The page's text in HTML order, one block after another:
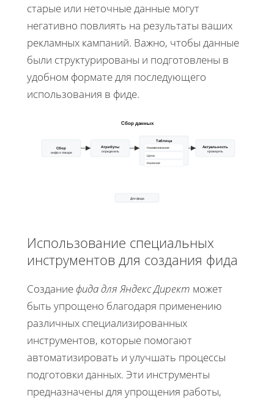
старые или неточные данные могут
негативно повлиять на результаты ваших
рекламных кампаний. Важно, чтобы данные
были структурированы и подготовлены в
удобном формате для последующего
использования в фиде.
Сбор данных
Сбор
инфо о товаре
Атрибуты
определить
Таблица
Наименование
Цена
Наличие
Актуальность
проверять
Для фида
Использование специальных
инструментов для создания фида
Созданиефида для Яндекс Директ может
быть упрощено благодаря применению
различных специализированных
инструментов, которые помогают
автоматизировать и улучшать процессы
подготовки данных. Эти инструменты
предназначены для упрощения работы,